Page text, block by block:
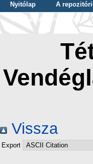
Nyitólap A
Tallózás dátum szerint
Vissza
Export